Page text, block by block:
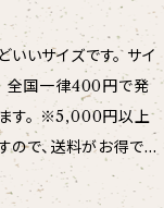
及びソリスト・ディプ
寧子、斎藤雅広の各氏
ニ室内管弦楽団(ハン
ているほか、近年では
も注目されている。ま
ーズといった演奏会
バル・ショパンinJap
サイズです。 サイ
ます。 ※5,000円以上
した上でお届けしま